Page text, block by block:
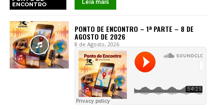
ENCONTRO Leia mais
PONTO DE ENCONTRO – 1ª PARTE – 8 DE
AGOSTO DE 2026
8 de Agosto, 2026